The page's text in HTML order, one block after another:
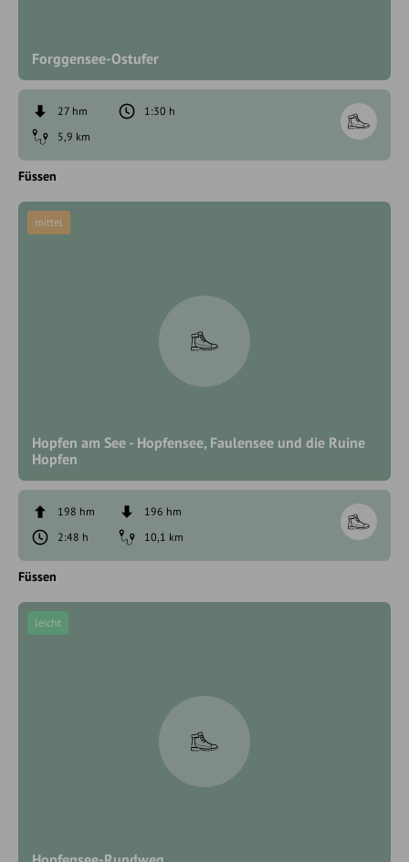
Forggensee-Ostufer
27 hm
1:30 h
5,9 km
Füssen
Hopfen am See - Hopfensee, Faulensee und die Ruine
Hopfen
mittel
198 hm
196 hm
2:48 h
10,1 km
Füssen
leicht